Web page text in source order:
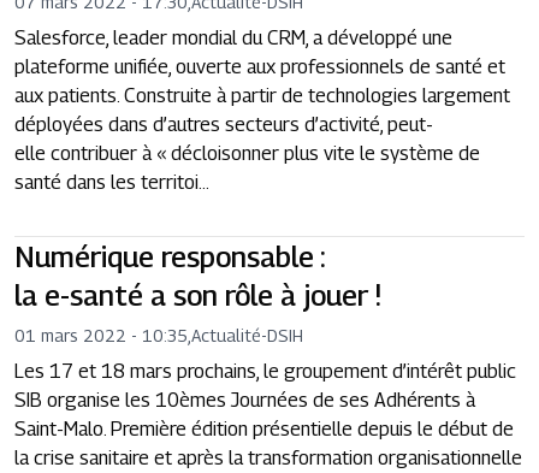
Salesforce, leader mondial du CRM, a développé une
plateforme unifiée, ouverte aux professionnels de santé et
aux patients. Construite à partir de technologies largement
déployées dans d’autres secteurs d’activité, peut-
elle contribuer à « décloisonner plus vite le système de
santé dans les territoi...
Numérique responsable :
la e-santé a son rôle à jouer !
01 mars 2022 - 10:35 Actualité-DSIH
Les 17 et 18 mars prochains, le groupement d’intérêt public
SIB organise les 10èmes Journées de ses Adhérents à
Saint-Malo. Première édition présentielle depuis le début de
la crise sanitaire et après la transformation organisationnelle